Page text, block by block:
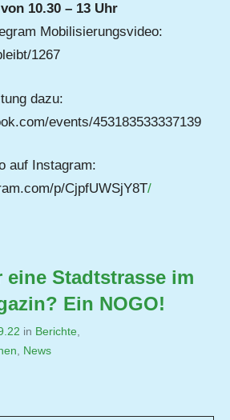
10.30 – 13 Uhr
Mobilisierungsvideo:
1267
dazu:
events/453183533337139
auf Instagram:
p/CjpfUWSjY8T/
Stadtstrasse im
Ein NOGO!
von
Jutta
in Berichte
News